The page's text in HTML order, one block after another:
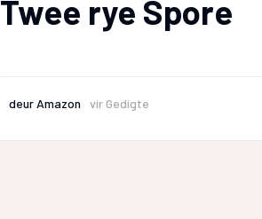
Twee rye Spore
deur Amazon vir Gedigte